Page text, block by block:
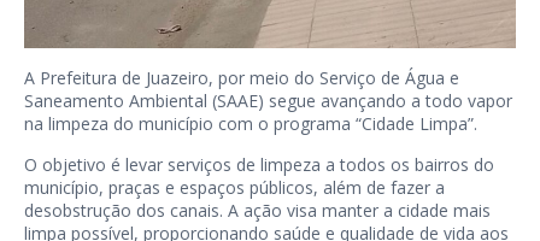
A Prefeitura de Juazeiro, por meio do Serviço de Água e
Saneamento Ambiental (SAAE) segue avançando a todo vapor
na limpeza do município com o programa “Cidade Limpa”.
O objetivo é levar serviços de limpeza a todos os bairros do
município, praças e espaços públicos, além de fazer a
desobstrução dos canais. A ação visa manter a cidade mais
limpa possível, proporcionando saúde e qualidade de vida aos